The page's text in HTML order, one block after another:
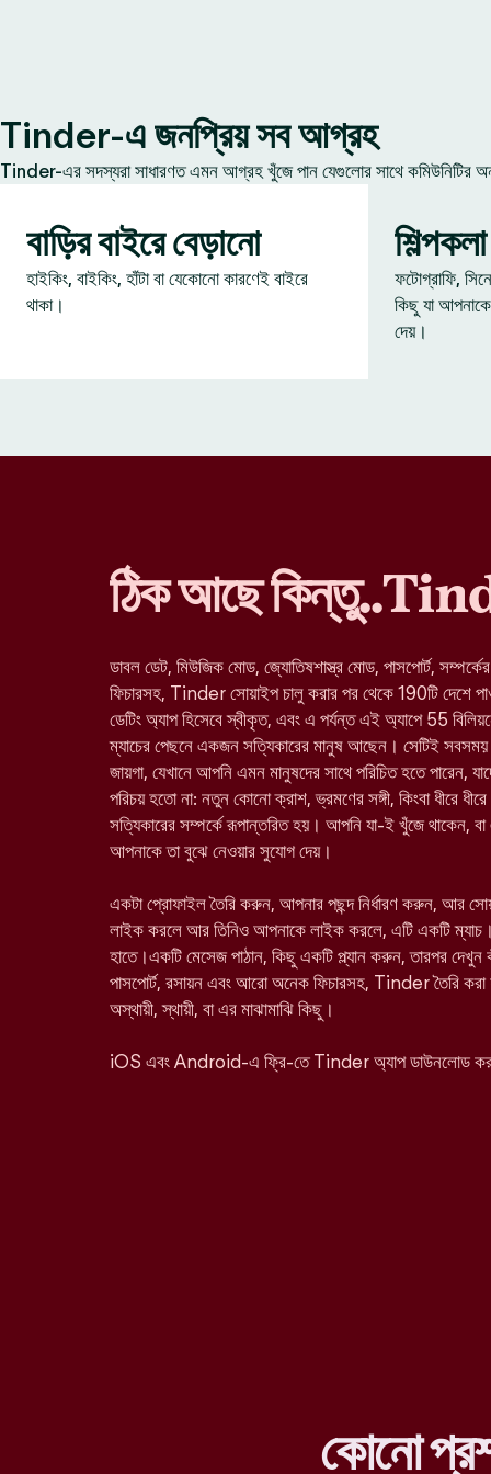
Tinder-এ জনপ্রিয় সব আগ্রহ
Tinder-এর সদস্যরা সাধারণত এমন আগ্রহ খুঁজে পান যেগুলোর সাথে কমিউনিটির
বাড়ির বাইরে বেড়ানো
হাইকিং, বাইকিং, হাঁটা বা যেকোনো কারণেই বাইরে
থাকা।
শিল্পকলা
ফটোগ্রাফি,
কিছু যা
দেয়।
ঠিক আছে
ডাবল ডেট, মিউজিক মোড, জ্যোতিষশাস্ত্র মোড, পাসপোর্ট,
ফিচারসহ, Tinder সোয়াইপ চালু করার পর থেকে 190টি দেশে
ডেটিং অ্যাপ হিসেবে স্বীকৃত, এবং এ পর্যন্ত এই অ্যাপে 55
ম্যাচের পেছনে একজন সত্যিকারের মানুষ আছেন। সেটিই
জায়গা, যেখানে আপনি এমন মানুষদের সাথে পরিচিত হতে পারেন,
পরিচয় হতো না: নতুন কোনো ক্রাশ, ভ্রমণের সঙ্গী, কিংবা ধীরে
সত্যিকারের সম্পর্কে রূপান্তরিত হয়। আপনি যা-ই খুঁজে থাকেন,
আপনাকে তা বুঝে নেওয়ার সুযোগ দেয়।
একটা প্রোফাইল তৈরি করুন, আপনার পছন্দ নির্ধারণ করুন, আর
লাইক করলে আর তিনিও আপনাকে লাইক করলে, এটি একটি
হাতে।একটি মেসেজ পাঠান, কিছু একটি প্ল্যান করুন, তারপর
পাসপোর্ট, রসায়ন এবং আরো অনেক ফিচারসহ, Tinder তৈরি
অস্থায়ী, স্থায়ী, বা এর মাঝামাঝি কিছু।
iOS এবং Android-এ ফ্রি-তে Tinder অ্যাপ ডাউনলোড
কোনো